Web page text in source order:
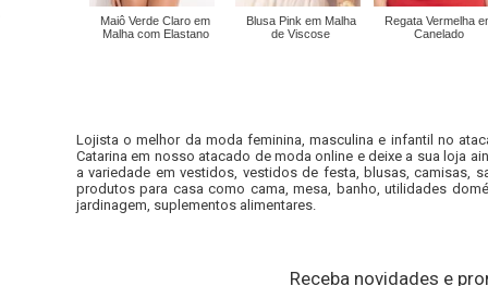
Maiô Verde Claro em
Malha com Elastano
Blusa Pink em Malha
de Viscose
Regata Vermelha
Canelado
Lojista o melhor da moda feminina, masculina e infantil no
Catarina em nosso atacado de moda online e deixe a sua loja
a variedade em vestidos, vestidos de festa, blusas, camisas,
produtos para casa como cama, mesa, banho, utilidades
jardinagem, suplementos alimentares.
Receba novidades e